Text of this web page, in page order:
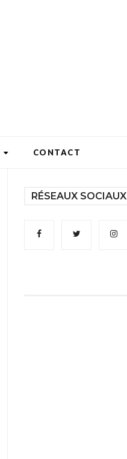
CONTACT
RÉSEAUX SOCIAUX